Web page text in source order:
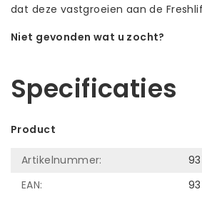
dat deze vastgroeien aan de
Niet gevonden wat u zocht?
Specificaties
Product
Artikelnummer:
EAN: